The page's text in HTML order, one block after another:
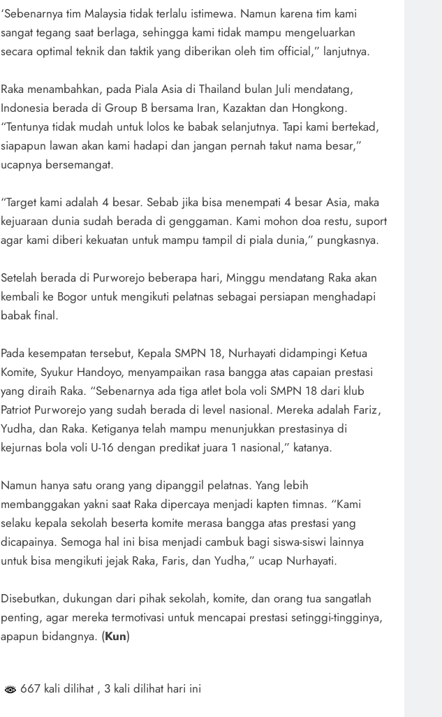
‘Sebenarnya tim Malaysia tidak terlalu istimewa. Namun karena tim kami
sangat tegang saat berlaga, sehingga kami tidak mampu mengeluarkan
secara optimal teknik dan taktik yang diberikan oleh tim official,” lanjutnya.
Raka menambahkan, pada Piala Asia di Thailand bulan Juli mendatang,
Indonesia berada di Group B bersama Iran, Kazaktan dan Hongkong.
“Tentunya tidak mudah untuk lolos ke babak selanjutnya. Tapi kami bertekad,
siapapun lawan akan kami hadapi dan jangan pernah takut nama besar,”
ucapnya bersemangat.
“Target kami adalah 4 besar. Sebab jika bisa menempati 4 besar Asia, maka
kejuaraan dunia sudah berada di genggaman. Kami mohon doa restu, suport
agar kami diberi kekuatan untuk mampu tampil di piala dunia,” pungkasnya.
Setelah berada di Purworejo beberapa hari, Minggu mendatang Raka akan
kembali ke Bogor untuk mengikuti pelatnas sebagai persiapan menghadapi
babak final.
Pada kesempatan tersebut, Kepala SMPN 18, Nurhayati didampingi Ketua
Komite, Syukur Handoyo, menyampaikan rasa bangga atas capaian prestasi
yang diraih Raka. “Sebenarnya ada tiga atlet bola voli SMPN 18 dari klub
Patriot Purworejo yang sudah berada di level nasional. Mereka adalah Fariz,
Yudha, dan Raka. Ketiganya telah mampu menunjukkan prestasinya di
kejurnas bola voli U-16 dengan predikat juara 1 nasional,” katanya.
Namun hanya satu orang yang dipanggil pelatnas. Yang lebih
membanggakan yakni saat Raka dipercaya menjadi kapten timnas. “Kami
selaku kepala sekolah beserta komite merasa bangga atas prestasi yang
dicapainya. Semoga hal ini bisa menjadi cambuk bagi siswa-siswi lainnya
untuk bisa mengikuti jejak Raka, Faris, dan Yudha,” ucap Nurhayati.
Disebutkan, dukungan dari pihak sekolah, komite, dan orang tua sangatlah
penting, agar mereka termotivasi untuk mencapai prestasi setinggi-tingginya,
apapun bidangnya. (Kun)
667 kali dilihat , 3 kali dilihat hari ini